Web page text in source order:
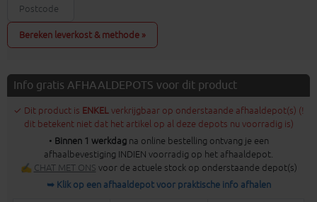
Bereken leverkost & methode »
Info gratis AFHAALDEPOTS voor dit product
✓ Dit product is ENKELverkrijgbaar op onderstaande afhaaldepot(s) (!
dit betekent niet dat het artikel op al deze depots nu voorradig is)
• Binnen 1 werkdagna online bestelling ontvang je een
afhaalbevestiging INDIEN voorradig op het afhaaldepot.
✍ CHAT MET ONS voor de actuele stock op onderstaande depot(s)
➥ Klik op een afhaaldepot voor praktische info afhalen